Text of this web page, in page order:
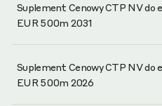
Suplement Cenowy CTP NV do
EUR 500m 2031
Suplement Cenowy CTP NV do
EUR 500m 2026